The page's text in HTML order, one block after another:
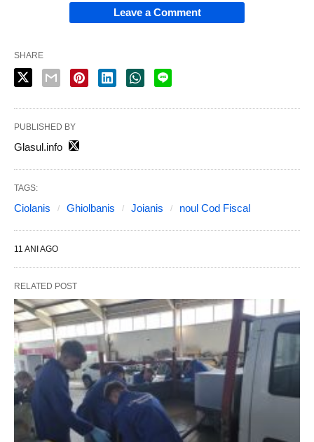
Leave a Comment
SHARE
PUBLISHED BY
Glasul.info
TAGS:
Ciolanis Ghiolbanis Joianis noul Cod Fiscal
11 ANI AGO
RELATED POST